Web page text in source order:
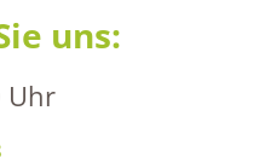
uns:
Uhr